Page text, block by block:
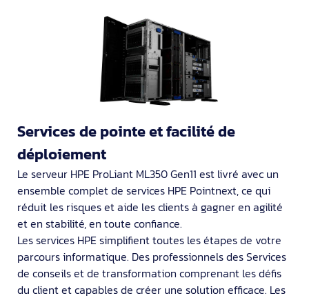
Services de pointe et facilité de
déploiement
Le serveur HPE ProLiant ML350 Gen11 est livré avec un
ensemble complet de services HPE Pointnext, ce qui
réduit les risques et aide les clients à gagner en agilité
et en stabilité, en toute confiance.
Les services HPE simplifient toutes les étapes de votre
parcours informatique. Des professionnels des Services
de conseils et de transformation comprenant les défis
du client et capables de créer une solution efficace. Les